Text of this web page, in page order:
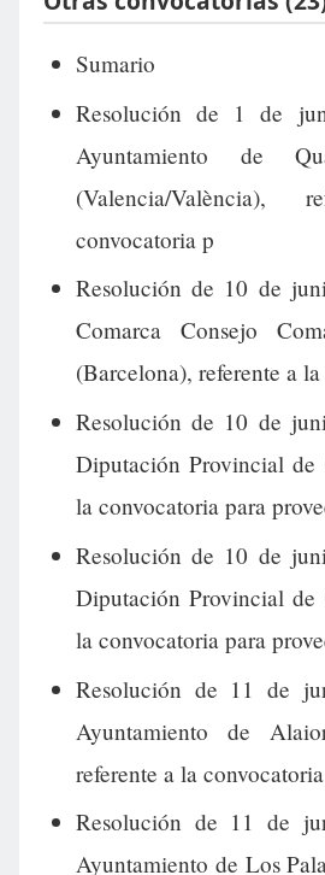
Sumario
Resolución de 1 de
Ayuntamiento de
(Valencia/
convocatoria p
Resolución de 10 de
Comarca Consejo
(Barcelona), referente a
Resolución de 10 de
Diputación Provincial de
la convocatoria para
Resolución de 10 de
Diputación Provincial de
la convocatoria para
Resolución de 11 de
Ayuntamiento de
referente a la
Resolución de 11 de
Ayuntamiento de Los